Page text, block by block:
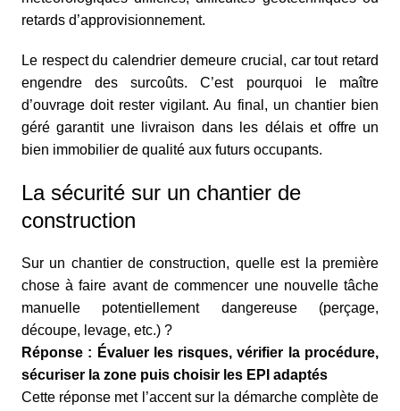
retards d’approvisionnement.
Le respect du calendrier demeure crucial, car tout retard
engendre des surcoûts. C’est pourquoi le maître
d’ouvrage doit rester vigilant. Au final, un chantier bien
géré garantit une livraison dans les délais et offre un
bien immobilier de qualité aux futurs occupants.
La sécurité sur un chantier de
construction
Sur un chantier de construction, quelle est la première
chose à faire avant de commencer une nouvelle tâche
manuelle potentiellement dangereuse (perçage,
découpe, levage, etc.) ?
Réponse : Évaluer les risques, vérifier la procédure,
sécuriser la zone puis choisir les EPI adaptés
Cette réponse met l’accent sur la démarche complète de